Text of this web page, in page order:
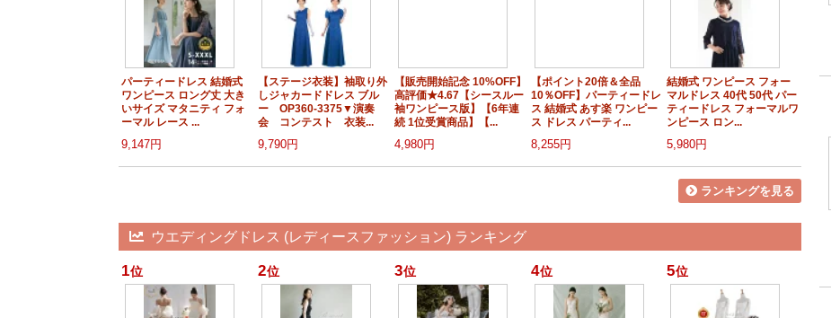
パーティードレス 結婚式
ワンピース ロング丈 大き
いサイズ マタニティ フォ
ーマル レース ...
9,147円
【ステージ衣装】袖取り外
しジャカードドレス ブル
ー OP360-3375▼演奏
会 コンテスト 衣装...
9,790円
【販売開始記念 10%OFF】
高評価★4.67【シースルー
袖ワンピース版】【6年連
続 1位受賞商品】【...
4,980円
【ポイント20倍＆全品
10％OFF】パーティードレ
ス 結婚式 あす楽 ワンピー
ス ドレス パーティ...
8,255円
結婚式 ワンピース フォー
マルドレス 40代 50代 パー
ティードレス フォーマルワ
ンピース ロン...
5,980円
ランキングを見る
ウエディングドレス (レディースファッション) ランキング
1位 2位 3位 4位 5位